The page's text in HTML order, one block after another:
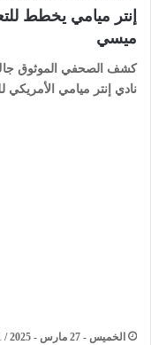
إنتر ميامي يخطط
ميسي
كشف الصحفي الموثوق
نادي إنتر ميامي الأمريكي
الخميس - 27 مارس - 2025 / 9:01 مساءً